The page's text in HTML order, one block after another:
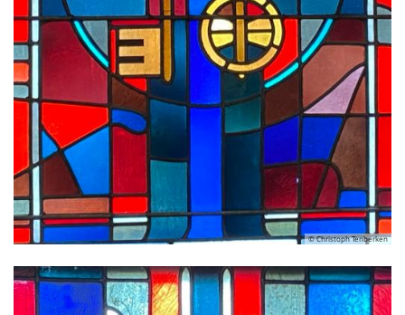
© Christoph Tenberken